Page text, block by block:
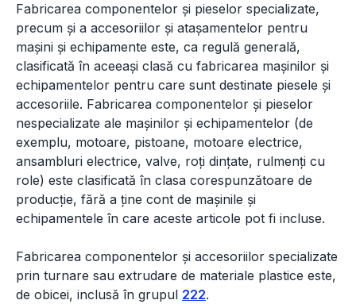
Fabricarea componentelor și pieselor specializate,
precum și a accesoriilor și atașamentelor pentru
mașini și echipamente este, ca regulă generală,
clasificată în aceeași clasă cu fabricarea mașinilor și
echipamentelor pentru care sunt destinate piesele și
accesoriile. Fabricarea componentelor și pieselor
nespecializate ale mașinilor și echipamentelor (de
exemplu, motoare, pistoane, motoare electrice,
ansambluri electrice, valve, roți dințate, rulmenți cu
role) este clasificată în clasa corespunzătoare de
producție, fără a ține cont de mașinile și
echipamentele în care aceste articole pot fi incluse.
Fabricarea componentelor și accesoriilor specializate
prin turnare sau extrudare de materiale plastice este,
de obicei, inclusă în grupul 222.